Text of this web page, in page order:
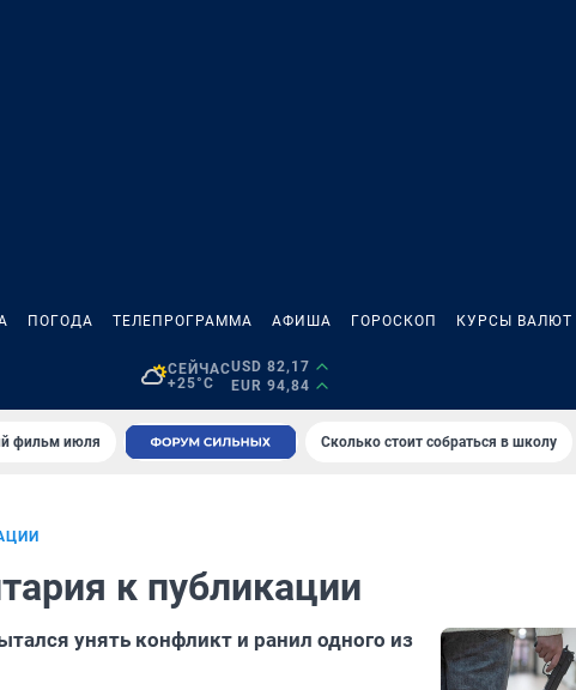
ПОГОДА ТЕЛЕПРОГРАММА АФИША ГОРОСКОП КУРСЫ ВАЛЮТ
СЕЙЧАС
+25°C
USD 82,17
EUR 94,84
фильм июля Сколько стоит собраться в школу
к публикации
унять конфликт и ранил одного из